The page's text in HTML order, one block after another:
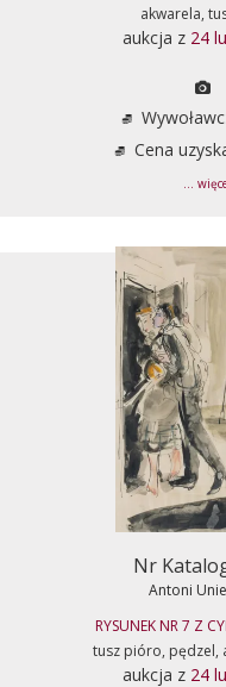
akwarela,
aukcja z 24
Cena
...
Nr
Antoni
RYSUNEK NR 7 Z
tusz pióro, pędzel,
aukcja z 24